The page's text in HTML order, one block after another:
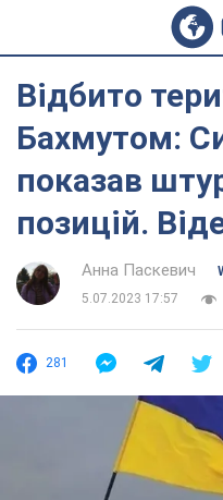
Відбито
Бахмутом:
показав
позицій.
Анна Паскевич
5.07.2023 17:57
281